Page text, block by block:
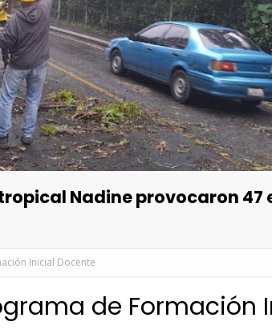
Nadine provocaron 47
Inicial Docente
de Formación